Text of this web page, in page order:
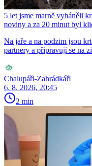
5 let jsme marně vyháněli
noviny a za 20 minut byl
Na jaře a na podzim jsou
partnery a připravují se na
Chalupáři-Zahrádkáři
6. 8. 2026, 20:45
2 min